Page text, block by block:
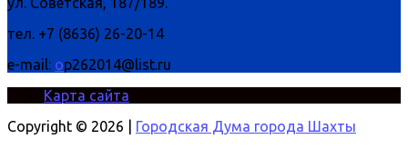
тел. +7 (8636) 26-20-14
e-mail: op262014@list.ru
Карта сайта
Copyright © 2026 |
Городская Дума города Шахты